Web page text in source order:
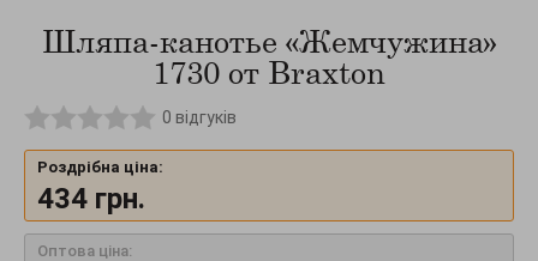
Шляпа-канотье «Жемчужина»
1730 от Braxton
0 відгуків
Роздрібна ціна:
434 грн.
Оптова ціна: